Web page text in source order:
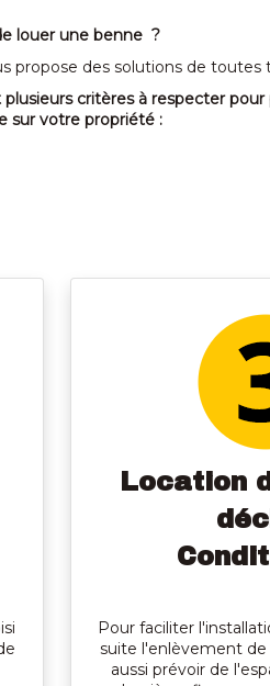
louer une benne ?
propose des solutions de toutes
critères à respecter pour
sur votre propriété :
Location
Pour faciliter
suite l'enlèvement de
aussi prévoir de